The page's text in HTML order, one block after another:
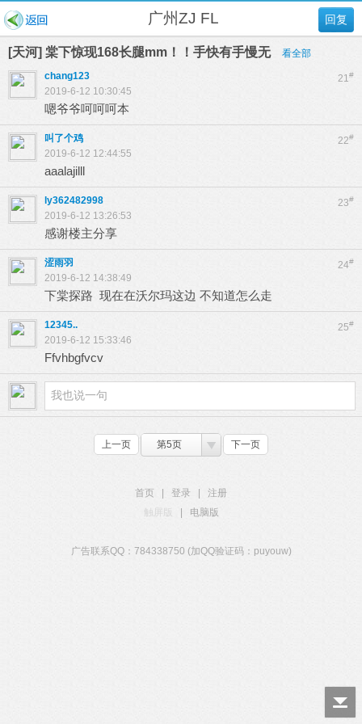
回复
广州ZJ FL
[天河] 棠下惊现168长腿mm！！手快有手慢无 看全部
21#
chang123
2019-6-12 10:30:45
嗯爷爷呵呵呵本
22#
叫了个鸡
2019-6-12 12:44:55
aaalajilll
23#
ly362482998
2019-6-12 13:26:53
感谢楼主分享
24#
涩雨羽
2019-6-12 14:38:49
下棠探路 现在在沃尔玛这边 不知道怎么走
25#
12345..
2019-6-12 15:33:46
Ffvhbgfvcv
上一页 第5页 下一页
首页 登录
注册
触屏版
电脑版
广告联系QQ：784338750 (加QQ验证码：puyouw)